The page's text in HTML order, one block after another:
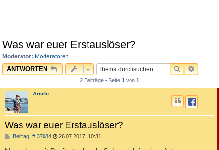
Was war euer Erstauslöser?
Moderator: Moderatoren
ANTWORTEN SUCHE
2 Beiträge • Seite 1 von 1
Arielle
Was war euer Erstauslöser?
Beitrag: # 37084B
i
26.07.2017, 10:31